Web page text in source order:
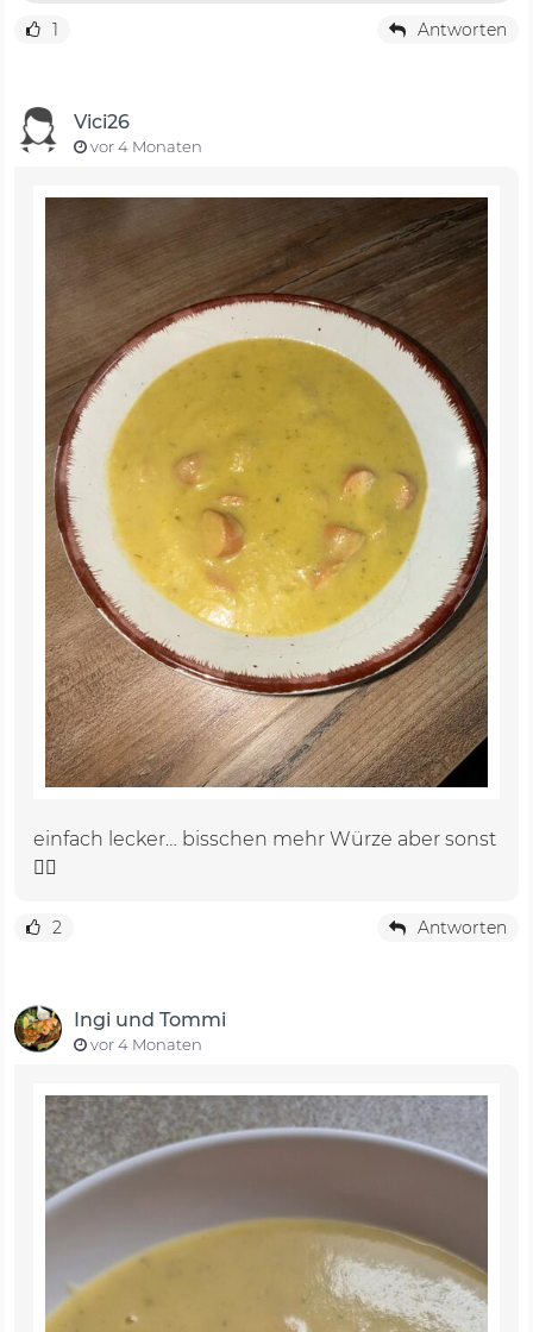
1 Antworten
Vici26
vor 4 Monaten
einfach lecker… bisschen mehr Würze aber sonst
👍🏼
2 Antworten
Ingi und Tommi
vor 4 Monaten